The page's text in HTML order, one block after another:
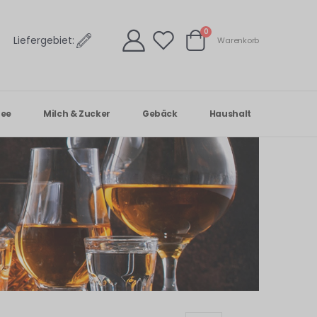
Liefergebiet: Warenkorb
0Artikel
Warenkorb
Milch & Zucker Gebäck Haushalt